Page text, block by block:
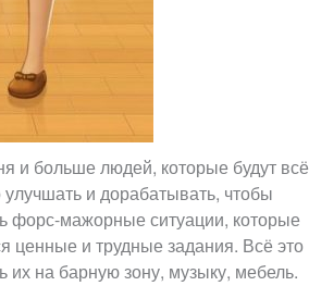
и больше людей, которые будут всё
и дорабатывать, чтобы
форс-мажорные ситуации, которые
ценные и трудные задания. Всё это
их на барную зону, музыку, мебель.